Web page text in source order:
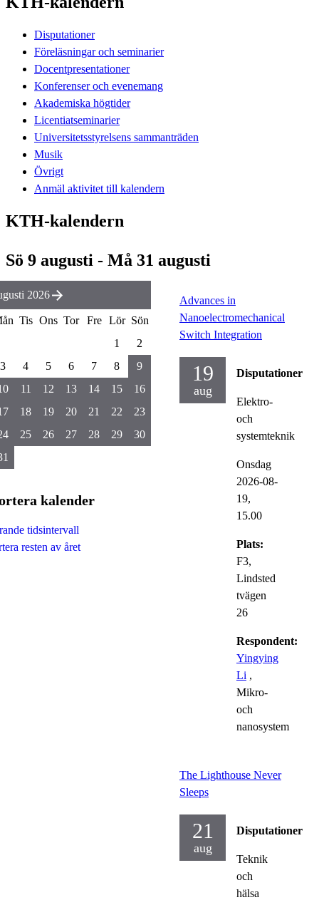
Disputationer
Föreläsningar och seminarier
Docentpresentationer
Konferenser och evenemang
Akademiska högtider
Licentiatseminarier
Universitetsstyrelsens sammanträden
Musik
Övrigt
Anmäl aktivitet till kalendern
KTH-kalendern
Sö 9 augusti - Må 31 augusti
Advances in
Nanoelectromechanical
Switch Integration
19
aug
Disputationer
Elektro-
och
systemteknik
Onsdag
2026-08-
19,
15.00
Plats:
F3,
Lindsted
tvägen
26
Respondent:
Yingying
Li ,
Mikro-
och
nanosystem
The Lighthouse Never
Sleeps
21
aug
Disputationer
Teknik
och
hälsa
2026
Tis Ons Tor Fre Lör Sön
1
2
3
4 5 6 7 8
9
11 12 13 14 15
16
18 19 20 21 22
23
25 26 27 28 29
30
kalender
tidsintervall
resten av året